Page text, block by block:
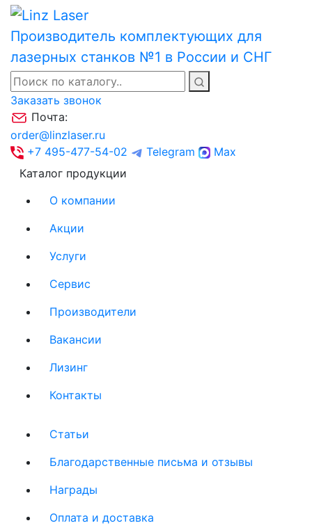
Производитель комплектующих для
лазерных станков №1 в России и СНГ
Заказать звонок
Почта:
order@linzlaser.ru
+7 495-477-54-02
Telegram
Max
Каталог продукции
О компании
Акции
Услуги
Сервис
Производители
Вакансии
Лизинг
Контакты
Статьи
Благодарственные письма и отзывы
Награды
Оплата и доставка